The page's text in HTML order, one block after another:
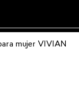
mujer VIVIAN
Entregas a todo